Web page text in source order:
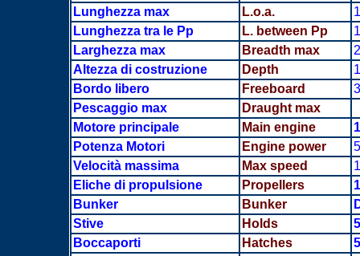
Lunghezza max
L.o.a.
Lunghezza tra le Pp
L. between Pp
Larghezza max
Breadth max
Altezza di costruzione
Depth
Bordo libero
Freeboard
Pescaggio max
Draught max
Motore principale
Main engine
1
Potenza Motori
Engine power
Velocità massima
Max speed
Eliche di propulsione
Propellers
Bunker
Bunker
Stive
Holds
5
Boccaporti
Hatches
5